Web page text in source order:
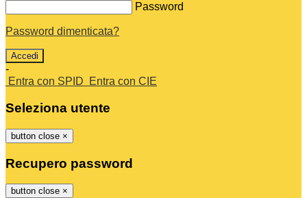
Password
Password dimenticata?
-
Entra con SPID
Entra con CIE
Seleziona utente
button close ×
Recupero password
button close ×